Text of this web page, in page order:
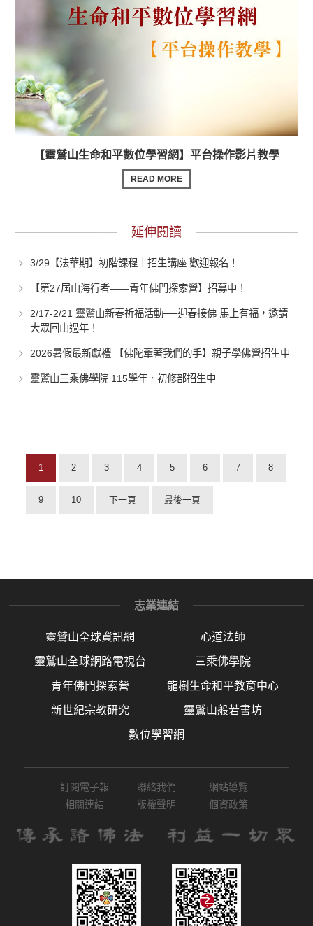
【靈鷲山生命和平數位學習網】平台操作影片教學
READ MORE
延伸閱讀
3/29【法華期】初階課程｜招生講座 歡迎報名！
【第27屆山海行者——青年佛門探索營】招募中！
2/17-2/21 靈鷲山新春祈福活動──迎春接佛 馬上有福，邀請
大眾回山過年！
2026暑假最新獻禮 【佛陀牽著我們的手】親子學佛營招生中
靈鷲山三乘佛學院 115學年．初修部招生中
1 2 3 4 5 6 7 8
9 10 下一頁 最後一頁
志業連結
靈鷲山全球資訊網 心道法師
靈鷲山全球網路電視台 三乘佛學院
青年佛門探索營 龍樹生命和平教育中心
新世紀宗教研究 靈鷲山般若書坊
數位學習網
訂閱電子報 聯絡我們
網站導覽
相關連結
版權聲明 個資政策